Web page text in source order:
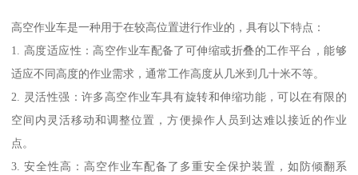
高空作业车是一种用于在较高位置进行作业的，具有以下特点：
1. 高度适应性：高空作业车配备了可伸缩或折叠的工作平台，能够
适应不同高度的作业需求，通常工作高度从几米到几十米不等。
2. 灵活性强：许多高空作业车具有旋转和伸缩功能，可以在有限的
空间内灵活移动和调整位置，方便操作人员到达难以接近的作业
点。
3. 安全性高：高空作业车配备了多重安全保护装置，如防倾翻系